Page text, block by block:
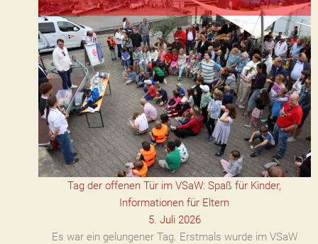
Tag der offenen Tür im VSaW: Spaß für Kinder,
Informationen für Eltern
5. Juli 2026
Es war ein gelungener Tag. Erstmals wurde im VSaW